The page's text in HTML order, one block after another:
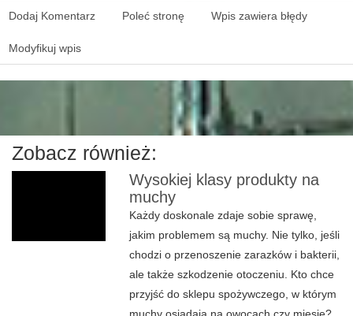
Dodaj Komentarz Poleć stronę Wpis zawiera błędy
Modyfikuj wpis
Zobacz również:
Wysokiej klasy produkty na
muchy
Każdy doskonale zdaje sobie sprawę,
jakim problemem są muchy. Nie tylko, jeśli
chodzi o przenoszenie zarazków i bakterii,
ale także szkodzenie otoczeniu. Kto chce
przyjść do sklepu spożywczego, w którym